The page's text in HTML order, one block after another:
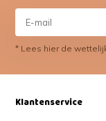
* Lees hier de
Klantenservice